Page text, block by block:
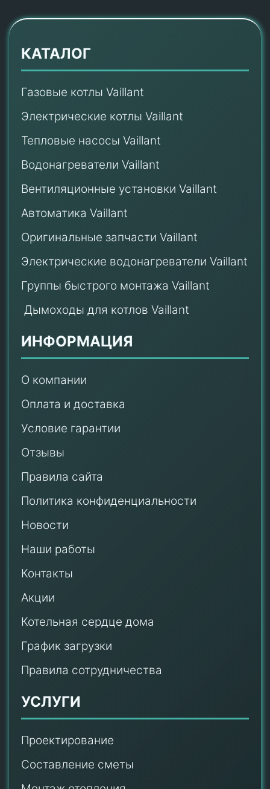
КАТАЛОГ
Газовые котлы Vaillant
Электрические котлы Vaillant
Тепловые насосы Vaillant
Водонагреватели Vaillant
Вентиляционные установки Vaillant
Автоматика Vaillant
Оригинальные запчасти Vaillant
Электрические водонагреватели Vaillant
Группы быстрого монтажа Vaillant
Дымоходы для котлов Vaillant
ИНФОРМАЦИЯ
О компании
Оплата и доставка
Условие гарантии
Отзывы
Правила сайта
Политика конфиденциальности
Новости
Наши работы
Контакты
Акции
Котельная сердце дома
График загрузки
Правила сотрудничества
УСЛУГИ
Проектирование
Составление сметы